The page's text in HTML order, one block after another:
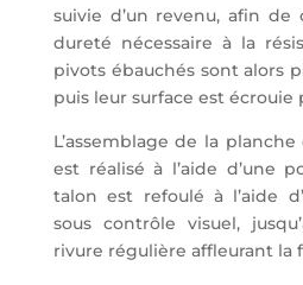
suivie d’un revenu, afin de
dureté nécessaire à la
pivots ébauchés sont alors
puis leur surface est écrouie
L’assemblage de la
est réalisé à l’aide d’une
talon est refoulé à l’aide
sous contrôle visuel,
rivure régulière affleurant la